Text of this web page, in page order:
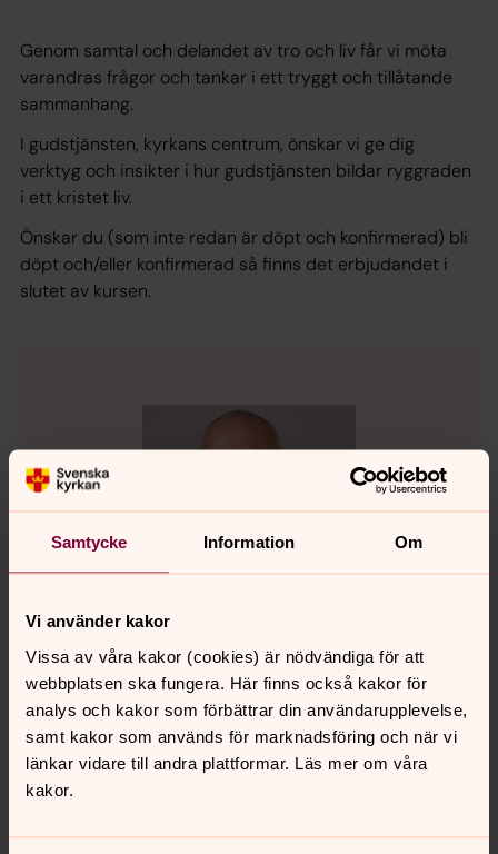
Samtycke Information Om
Vi använder kakor
Vissa av våra kakor (cookies) är nödvändiga för att
webbplatsen ska fungera. Här finns också kakor för
analys och kakor som förbättrar din användarupplevelse,
samt kakor som används för marknadsföring och när vi
länkar vidare till andra plattformar. Läs mer om våra
kakor.
Genom samtal och delandet av tro och liv får vi möta
varandras frågor och tankar i ett tryggt och tillåtande
sammanhang.
I gudstjänsten, kyrkans centrum, önskar vi ge dig
verktyg och insikter i hur gudstjänsten bildar ryggraden
i ett kristet liv.
Önskar du (som inte redan är döpt och konfirmerad) bli
döpt och/eller konfirmerad så finns det erbjudandet i
slutet av kursen.
Erik B Tanzborn
Präst
E-post:erik.b.tanzborn@svenskakyrkan.se